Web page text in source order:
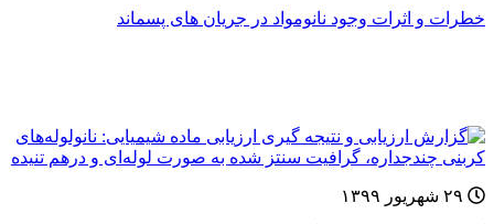
خطرات و اثرات وجود نانومواد در جریان های پسماند